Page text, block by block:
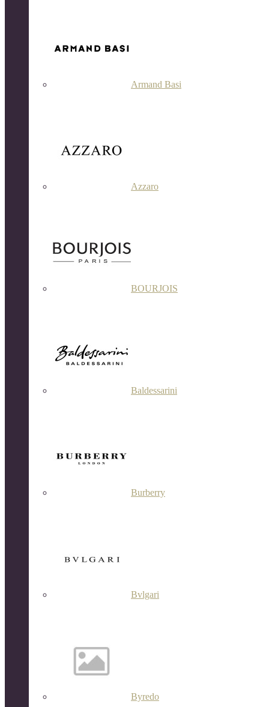
Armand Basi
Azzaro
BOURJOIS
Baldessarini
Burberry
Bvlgari
Byredo